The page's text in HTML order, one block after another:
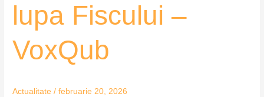
lupa Fiscului –
VoxQub
Actualitate /februarie 20, 2026